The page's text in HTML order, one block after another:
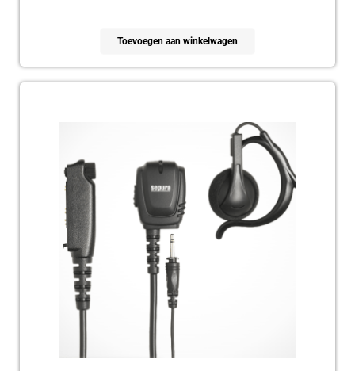
Toevoegen aan winkelwagen